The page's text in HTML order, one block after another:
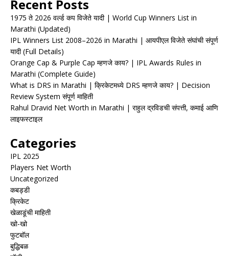
Recent Posts
1975 ते 2026 वर्ल्ड कप विजेते यादी | World Cup Winners List in
Marathi (Updated)
IPL Winners List 2008–2026 in Marathi | आयपीएल विजेते संघांची संपूर्ण
यादी (Full Details)
Orange Cap & Purple Cap म्हणजे काय? | IPL Awards Rules in
Marathi (Complete Guide)
What is DRS in Marathi | क्रिकेटमध्ये DRS म्हणजे काय? | Decision
Review System संपूर्ण माहिती
Rahul Dravid Net Worth in Marathi | राहुल द्रविडची संपत्ती, कमाई आणि
लाइफस्टाइल
Categories
IPL 2025
Players Net Worth
Uncategorized
कबड्डी
क्रिकेट
खेळाडूंची माहिती
खो-खो
फुटबॉल
बुद्धिबळ